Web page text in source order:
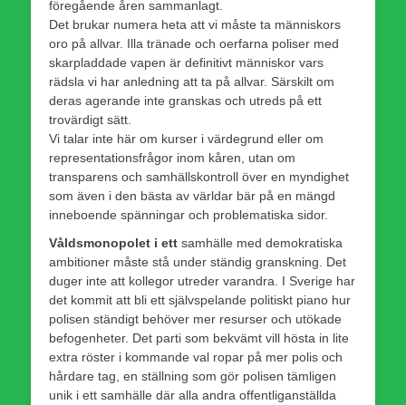
föregående åren sammanlagt.
Det brukar numera heta att vi måste ta människors
oro på allvar. Illa tränade och oerfarna poliser med
skarpladdade vapen är definitivt människor vars
rädsla vi har anledning att ta på allvar. Särskilt om
deras agerande inte granskas och utreds på ett
trovärdigt sätt.
Vi talar inte här om kurser i värdegrund eller om
representationsfrågor inom kåren, utan om
transparens och samhällskontroll över en myndighet
som även i den bästa av världar bär på en mängd
inneboende spänningar och problematiska sidor.
Våldsmonopolet i ett samhälle med demokratiska
ambitioner måste stå under ständig granskning. Det
duger inte att kollegor utreder varandra. I Sverige har
det kommit att bli ett självspelande politiskt piano hur
polisen ständigt behöver mer resurser och utökade
befogenheter. Det parti som bekvämt vill hösta in lite
extra röster i kommande val ropar på mer polis och
hårdare tag, en ställning som gör polisen tämligen
unik i ett samhälle där alla andra offentliganställda